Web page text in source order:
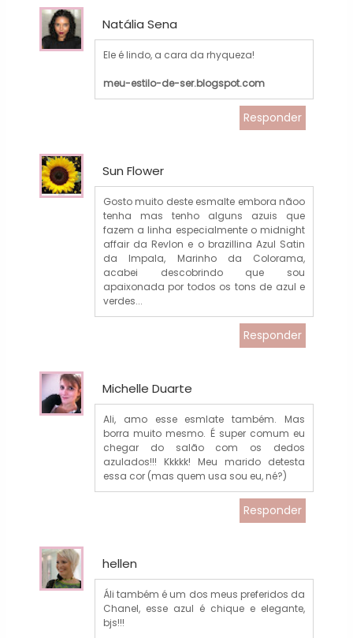
Natália Sena
Ele é lindo, a cara da rhyqueza!
meu-estilo-de-ser.blogspot.com
Responder
Sun Flower
Gosto muito deste esmalte embora nãoo
tenha mas tenho alguns azuis que
fazem a linha especialmente o midnight
affair da Revlon e o brazillina Azul Satin
da Impala, Marinho da Colorama,
acabei descobrindo que sou
apaixonada por todos os tons de azul e
verdes...
Responder
Michelle Duarte
Ali, amo esse esmlate também. Mas
borra muito mesmo. É super comum eu
chegar do salão com os dedos
azulados!!! Kkkkk! Meu marido detesta
essa cor (mas quem usa sou eu, né?)
Responder
hellen
Áli também é um dos meus preferidos da
Chanel, esse azul é chique e elegante,
bjs!!!